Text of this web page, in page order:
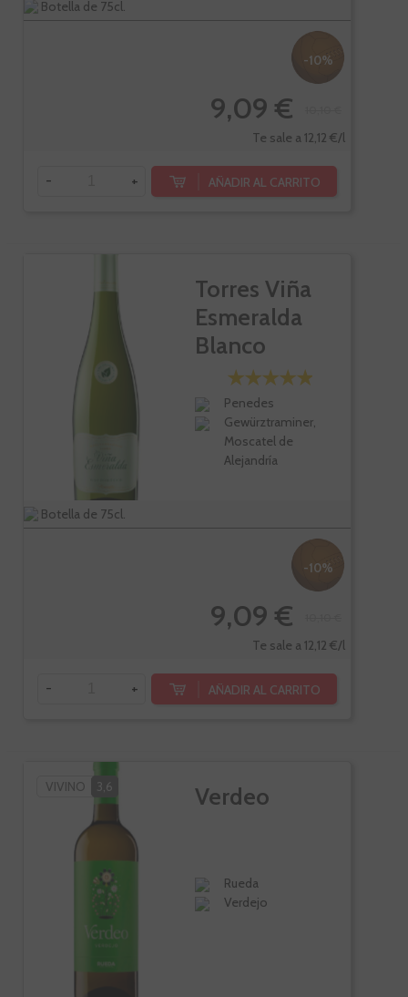
Botella de 75cl.
-10%
9,09 €
Te sale a 12,12 €/l
- + AÑADIR AL CARRITO
Torres Viña
Esmeralda
Blanco
Penedes
Gewürztraminer,
Moscatel de
Alejandría
Botella de 75cl.
-10%
9,09 €
Te sale a 12,12 €/l
- + AÑADIR AL CARRITO
VIVINO 3,6 Verdeo
Rueda
Verdejo